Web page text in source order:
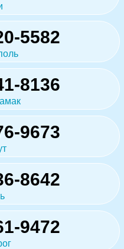
5582
8136
9673
8642
9472